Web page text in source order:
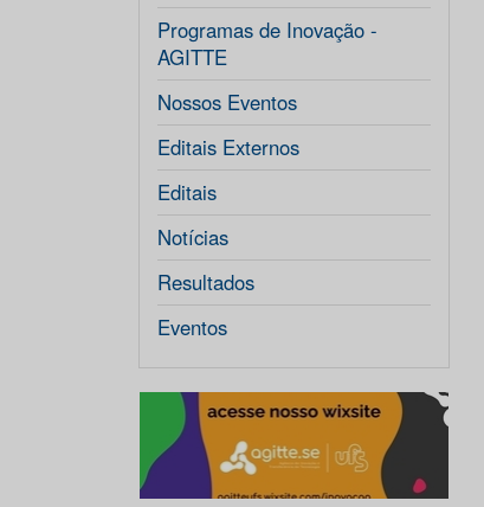
Programas de Inovação -
AGITTE
Nossos Eventos
Editais Externos
Editais
Notícias
Resultados
Eventos